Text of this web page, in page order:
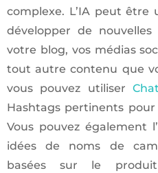
complexe. L’IA peut être
développer de
votre blog, vos médias
tout autre contenu que
vous pouvez utiliser
Hashtags pertinents
Vous pouvez également
idées de noms de
basées sur le